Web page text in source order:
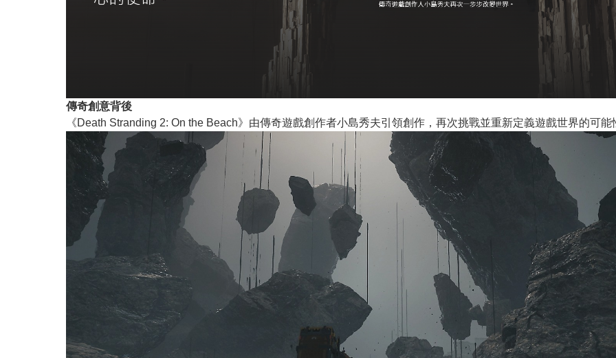
傳奇創意背後
《Death Stranding 2: On the Beach》由傳奇遊戲創作者小島秀夫引領創作，再次挑戰並重新定義遊戲世界的可能